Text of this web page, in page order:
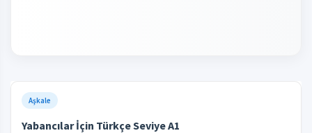
Aşkale
Yabancılar İçin Türkçe Seviye A1